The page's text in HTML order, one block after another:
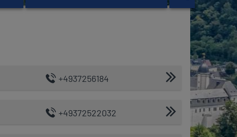
+4937256184
+49372522032